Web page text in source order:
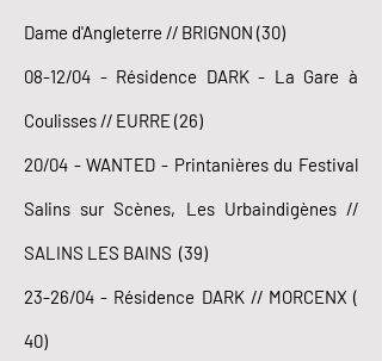
Dame d'Angleterre // BRIGNON (30)
08-12/04 - Résidence DARK - La Gare à
Coulisses // EURRE (26)
20/04 - WANTED - Printanières du Festival
Salins sur Scènes, Les Urbaindigènes //
SALINS LES BAINS (39)
23-26/04 - Résidence DARK // MORCENX (
40)